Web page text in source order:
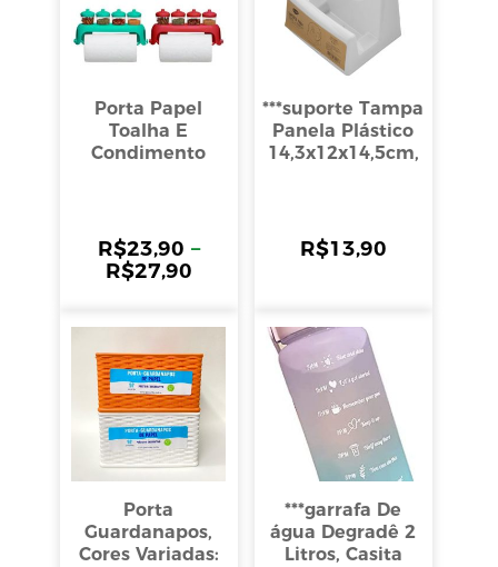
Porta Papel
Toalha E
Condimento
R$23,90 –
R$27,90
***suporte Tampa
Panela Plástico
14,3x12x14,5cm,
R$13,90
Porta
Guardanapos,
Cores Variadas:
***garrafa De
água Degradê 2
Litros, Casita